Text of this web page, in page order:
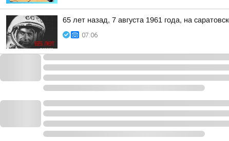
65 лет назад, 7 августа 1961 года, на
07:06